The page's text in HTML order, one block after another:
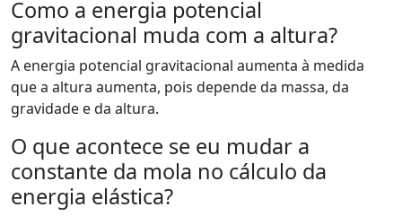
Como a energia potencial
gravitacional muda com a altura?
A energia potencial gravitacional aumenta à medida
que a altura aumenta, pois depende da massa, da
gravidade e da altura.
O que acontece se eu mudar a
constante da mola no cálculo da
energia elástica?